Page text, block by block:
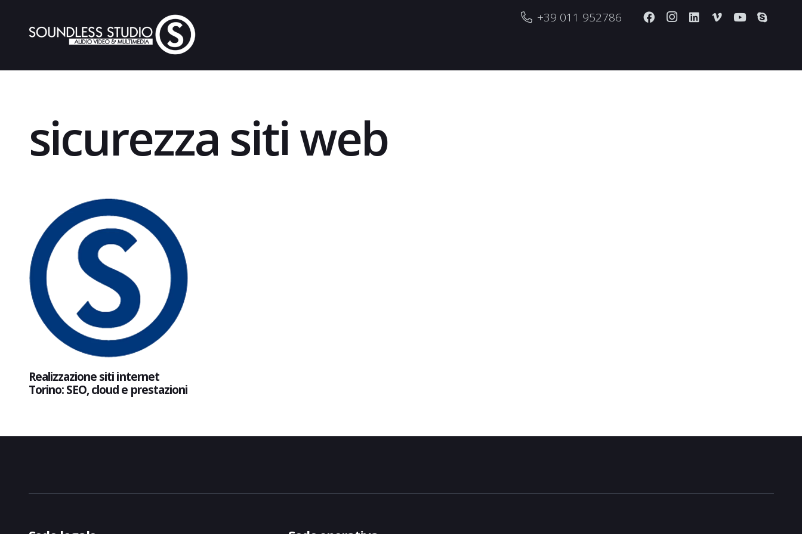
+39 011 952786
sicurezza siti web
Realizzazione siti internet
Torino: SEO, cloud e prestazioni